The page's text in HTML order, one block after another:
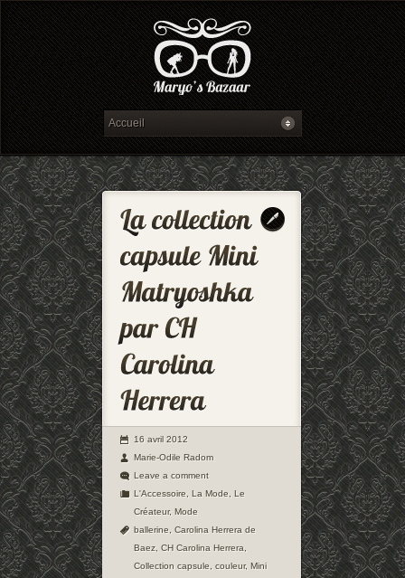
16 avril 2012
Marie-Odile Radom
Leave a comment
L'Accessoire
La Mode
Le
Créateur, Mode
ballerine
Carolina Herrera de
Baez CH Carolina Herrera
Collection capsule
couleur, Mini